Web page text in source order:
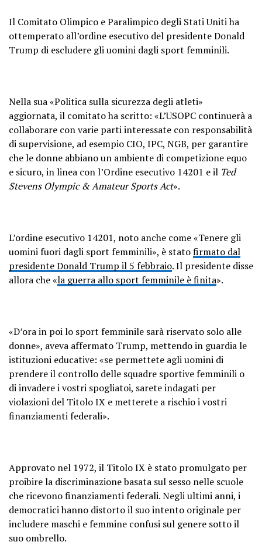
Il Comitato Olimpico e Paralimpico degli Stati Uniti ha
ottemperato all’ordine esecutivo del presidente Donald
Trump di escludere gli uomini dagli sport femminili.
Nella sua «Politica sulla sicurezza degli atleti»
aggiornata, il comitato ha scritto: «L’USOPC continuerà a
collaborare con varie parti interessate con responsabilità
di supervisione, ad esempio CIO, IPC, NGB, per garantire
che le donne abbiano un ambiente di competizione equo
e sicuro, in linea con l’Ordine esecutivo 14201 e il Ted
Stevens Olympic & Amateur Sports Act».
L’ordine esecutivo 14201, noto anche come «Tenere gli
uomini fuori dagli sport femminili», è statofirmato dal
presidente Donald Trump il 5 febbraio. Il presidente disse
allora che «la guerra allo sport femminile è finita».
«D’ora in poi lo sport femminile sarà riservato solo alle
donne», aveva affermato Trump, mettendo in guardia le
istituzioni educative: «se permettete agli uomini di
prendere il controllo delle squadre sportive femminili o
di invadere i vostri spogliatoi, sarete indagati per
violazioni del Titolo IX e metterete a rischio i vostri
finanziamenti federali».
Approvato nel 1972, il Titolo IX è stato promulgato per
proibire la discriminazione basata sul sesso nelle scuole
che ricevono finanziamenti federali. Negli ultimi anni, i
democratici hanno distorto il suo intento originale per
includere maschi e femmine confusi sul genere sotto il
suo ombrello.